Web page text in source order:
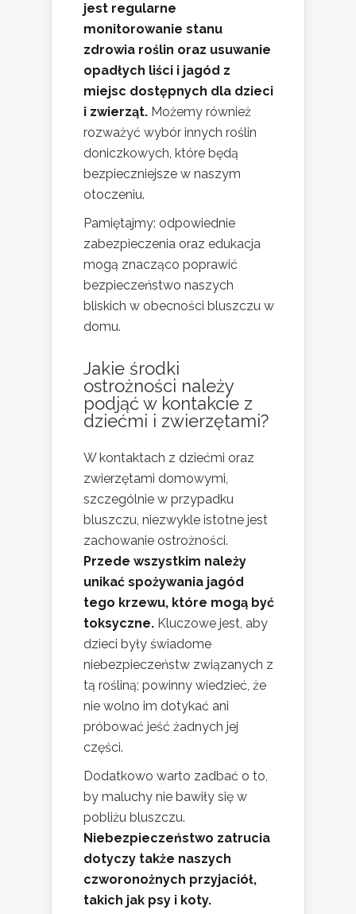
jest regularne
monitorowanie stanu
zdrowia roślin oraz usuwanie
opadłych liści i jagód z
miejsc dostępnych dla dzieci
i zwierząt. Możemy również
rozważyć wybór innych roślin
doniczkowych, które będą
bezpieczniejsze w naszym
otoczeniu.
Pamiętajmy: odpowiednie
zabezpieczenia oraz edukacja
mogą znacząco poprawić
bezpieczeństwo naszych
bliskich w obecności bluszczu w
domu.
Jakie środki
ostrożności należy
podjąć w kontakcie z
dziećmi i zwierzętami?
W kontaktach z dziećmi oraz
zwierzętami domowymi,
szczególnie w przypadku
bluszczu, niezwykle istotne jest
zachowanie ostrożności.
Przede wszystkim należy
unikać spożywania jagód
tego krzewu, które mogą być
toksyczne. Kluczowe jest, aby
dzieci były świadome
niebezpieczeństw związanych z
tą rośliną; powinny wiedzieć, że
nie wolno im dotykać ani
próbować jeść żadnych jej
części.
Dodatkowo warto zadbać o to,
by maluchy nie bawiły się w
pobliżu bluszczu.
Niebezpieczeństwo zatrucia
dotyczy także naszych
czworonożnych przyjaciół,
takich jak psy i koty.